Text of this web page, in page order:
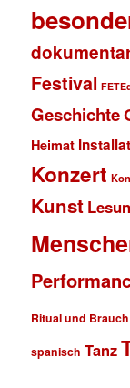
Festival
Geschichte
Heimat
Konzert
Kunst
Ritual und Brauch
spanisch Tanz